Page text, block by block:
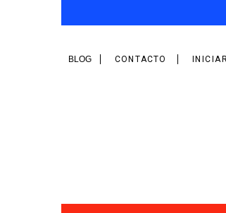
BLOG CONTACTO